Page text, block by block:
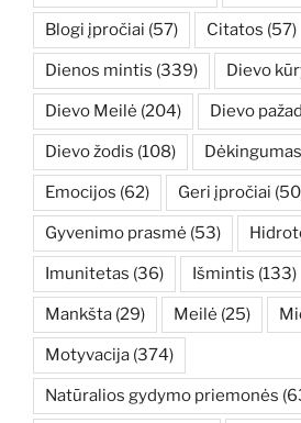
Blogi įpročiai (57) Citatos (57)
Dienos mintis (339) Dievo
Dievo Meilė (204) Dievo
Dievo žodis (108) Dėkingumas
Emocijos (62) Geri įpročiai
Gyvenimo prasmė (53)
Imunitetas (36) Išmintis (133)
Mankšta (29) Meilė (25)
Motyvacija (374)
Natūralios gydymo priemonės